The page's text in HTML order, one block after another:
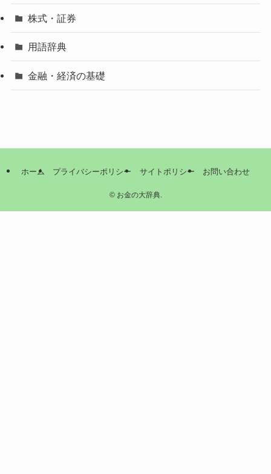
株式・証券
用語辞典
金融・経済の基礎
ホーム プライバシーポリシー サイトポリシー お問い合わせ
©お金の大辞典.